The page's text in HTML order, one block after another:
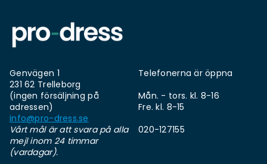
Genvägen 1
231 62 Trelleborg
(ingen försäljning på
adressen)
info@pro-dress.se
Vårt mål är att svara på alla
mejl inom 24 timmar
(vardagar).
Telefonerna är öppna
Mån. - tors. kl. 8-16
Fre. kl. 8-15
020-127155